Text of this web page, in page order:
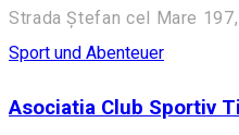
Strada Ștefan cel Mare
Sport und Abenteuer
Asociatia Club Sportiv